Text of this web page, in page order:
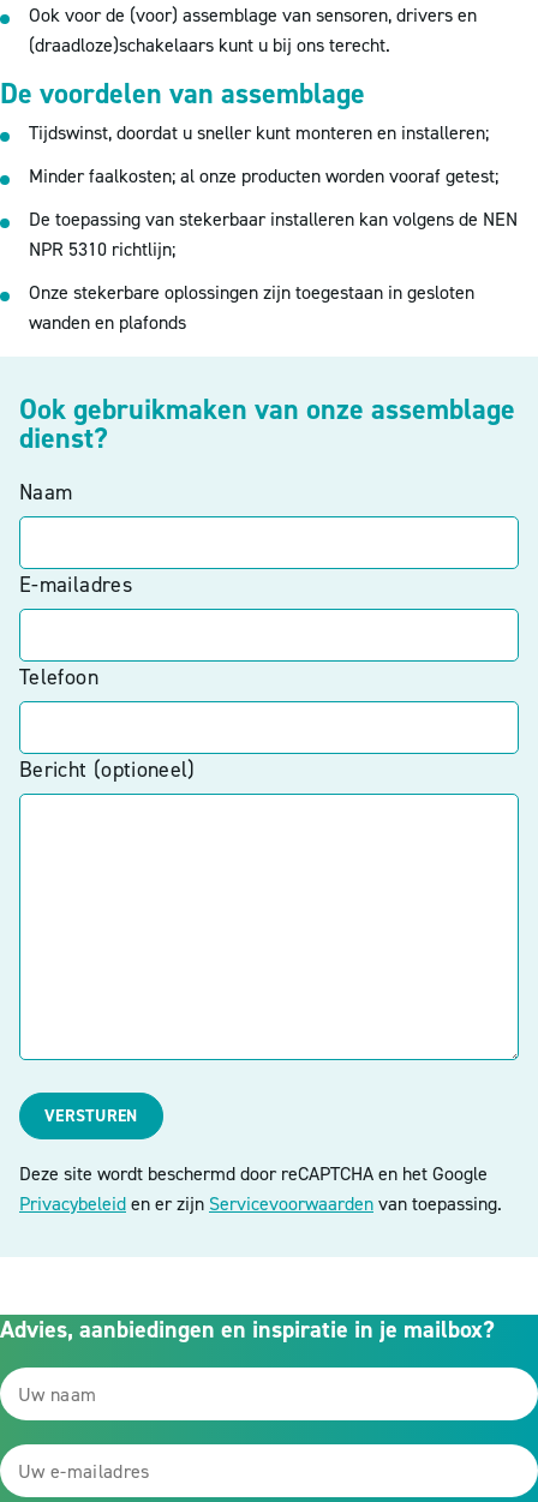
Ook voor de (voor) assemblage van sensoren, drivers en
(draadloze)schakelaars kunt u bij ons terecht.
De voordelen van assemblage
Tijdswinst, doordat u sneller kunt monteren en installeren;
Minder faalkosten; al onze producten worden vooraf getest;
De toepassing van stekerbaar installeren kan volgens de NEN
NPR 5310 richtlijn;
Onze stekerbare oplossingen zijn toegestaan in gesloten
wanden en plafonds
Ook gebruikmaken van onze assemblage
dienst?
Naam
E-mailadres
Telefoon
Bericht (optioneel)
VERSTUREN
Deze site wordt beschermd door reCAPTCHA en het Google
Privacybeleiden er zijn Servicevoorwaardenvan toepassing.
Advies, aanbiedingen en inspiratie in je mailbox?